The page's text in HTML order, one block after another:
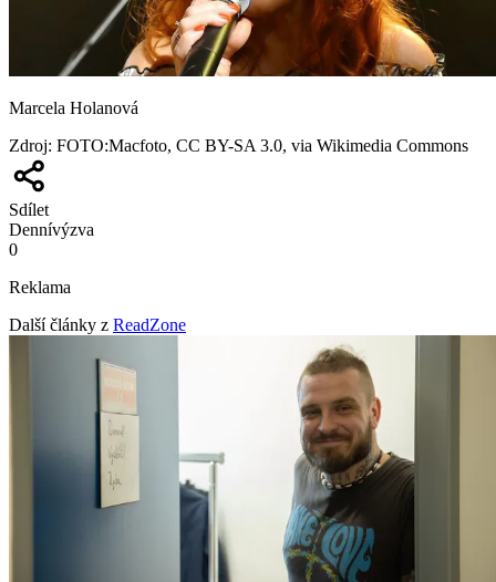
Marcela Holanová
Zdroj: FOTO:Macfoto, CC BY-SA 3.0, via Wikimedia Commons
Sdílet
Dennívýzva
0
Reklama
Další články z ReadZone